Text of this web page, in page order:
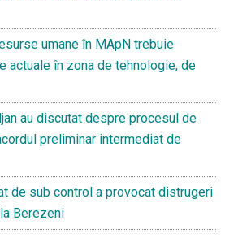
umane în MApN trebuie
actuale în zona de tehnologie, de
au discutat despre procesul de
preliminar intermediat de
de sub control a provocat distrugeri
Berezeni